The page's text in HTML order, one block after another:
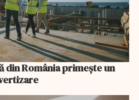
din România primește un